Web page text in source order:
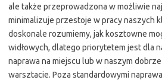
ale także przeprowadzona w możliwie
minimalizuje przestoje w pracy naszych
doskonale rozumiemy, jak kosztowne
widłowych, dlatego priorytetem jest dla
naprawa na miejscu lub w naszym
warsztacie. Poza standardowymi